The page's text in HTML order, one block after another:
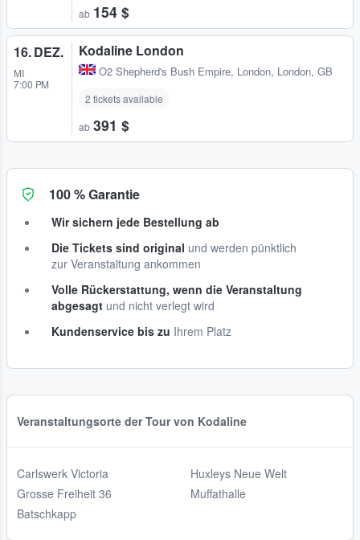
ab 154 $
16. DEZ.
MI
7:00 PM
Kodaline London
O2 Shepherd's Bush Empire, London, London, GB
2 tickets available
ab 391 $
100 % Garantie
Wir sichern jede Bestellung ab
Die Tickets sind original und werden pünktlich
zur Veranstaltung ankommen
Volle Rückerstattung, wenn die Veranstaltung
abgesagt und nicht verlegt wird
Kundenservice bis zu Ihrem Platz
Veranstaltungsorte der Tour von Kodaline
Carlswerk Victoria
Grosse Freiheit 36
Batschkapp
Huxleys Neue Welt
Muffathalle